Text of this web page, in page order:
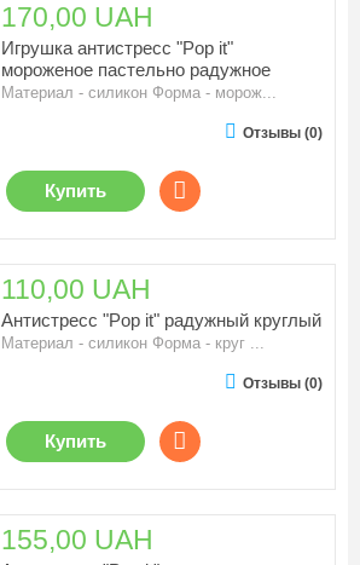
170,00 UAH
Игрушка антистресс "Pop it"
мороженое пастельно радужное
Материал - силикон Форма - морож...
Отзывы (0)
Купить
110,00 UAH
Антистресс "Pop it" радужный круглый
Материал - силикон Форма - круг ...
Отзывы (0)
Купить
155,00 UAH